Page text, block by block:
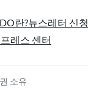
란?뉴스레터 신청
프레스 센터
소유